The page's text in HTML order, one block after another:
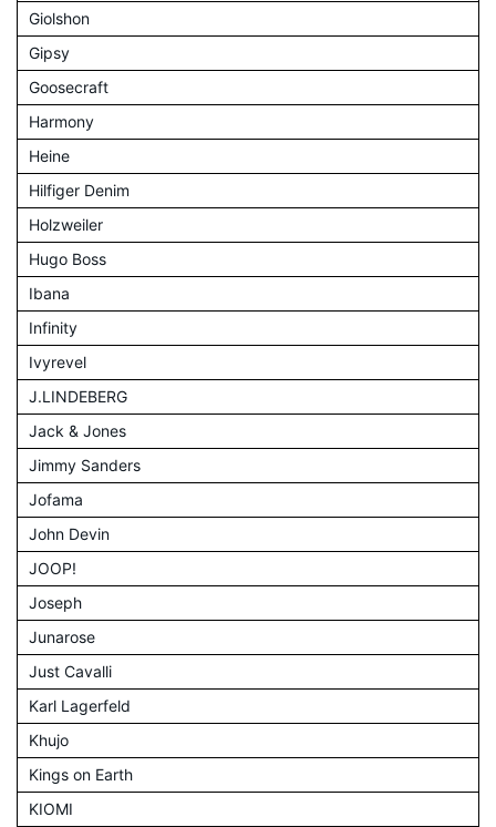
Giolshon
Gipsy
Goosecraft
Harmony
Heine
Hilfiger Denim
Holzweiler
Hugo Boss
Ibana
Infinity
Ivyrevel
J.LINDEBERG
Jack & Jones
Jimmy Sanders
Jofama
John Devin
JOOP!
Joseph
Junarose
Just Cavalli
Karl Lagerfeld
Khujo
Kings on Earth
KIOMI